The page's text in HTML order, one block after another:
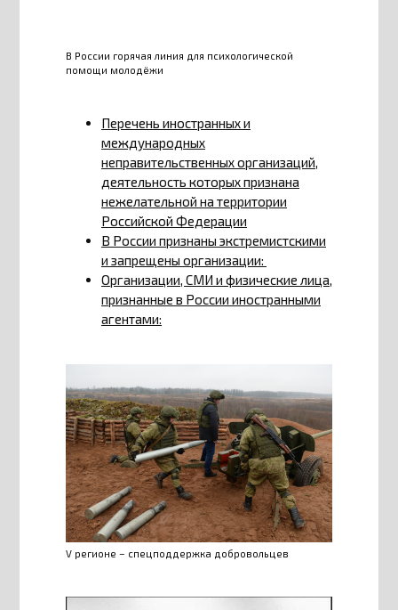
В России горячая линия для психологической
помощи молодёжи
Перечень иностранных и
международных
неправительственных организаций,
деятельность которых признана
нежелательной на территории
Российской Федерации
В России признаны экстремистскими
и запрещены организации:
Организации, СМИ и физические лица,
признанные в России иностранными
агентами:
V регионе – спецподдержка добровольцев